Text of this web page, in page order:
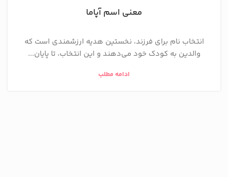
معنی اسم آپاما
انتخاب نام برای فرزند، نخستین هدیه ارزشمندی است که
والدین به کودک خود می‌دهند و این انتخاب، تا پایان...
ادامه مطلب